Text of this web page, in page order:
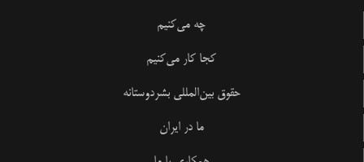
چه می‌کنیم
کجا کار می‌کنیم
حقوق بین‌المللی بشردوستانه
ما در ایران